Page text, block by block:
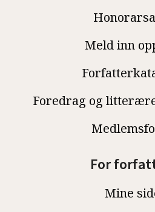
Meld inn
Foredrag og
For
Mine